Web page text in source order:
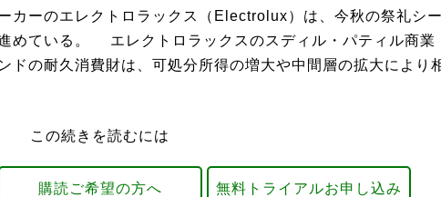
カーのエレクトロラックス（Electrolux）は、今秋の祭礼シー
めている。 エレクトロラックスのスディル・パティル商業
ドの耐久消費財は、可処分所得の増大や中間層の拡大により
この続きを読むには
購読ご希望の方へ 無料トライアルお申し込み